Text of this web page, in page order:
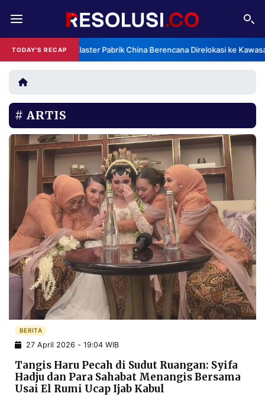
TODAY'S RECAP Klaster Pabrik China Berencana Direlokasi ke
REDAKSI TENTANG
RESOLUSI IKLAN
RUBRIKASI
EDITORIAL AKSARA
FINANSIA PERSONA
DAERAH NASIONAL
MANCA SPORT
INFORMASI
PRIVACY
POLICY
BERITA
WARGA
INFORMASI
IKLAN
KIRIM
TULISAN
PENGADUAN
SERVICE
IKUTI
ARTIS
BERITA
27 April 2026 - 19:04 WIB
Tangis Haru Pecah di Sudut Ruangan: Syifa
Hadju dan Para Sahabat Menangis Bersama
Usai El Rumi Ucap Ijab Kabul